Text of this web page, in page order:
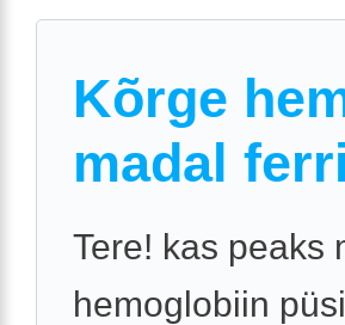
Kõrge
madal
Tere! kas peaks
hemoglobiin